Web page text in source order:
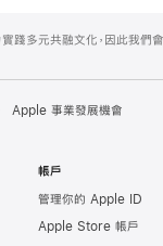
踐多元共融文化，因此我們
Apple 事業發展機會
帳戶
管理你的 Apple ID
Apple Store 帳戶